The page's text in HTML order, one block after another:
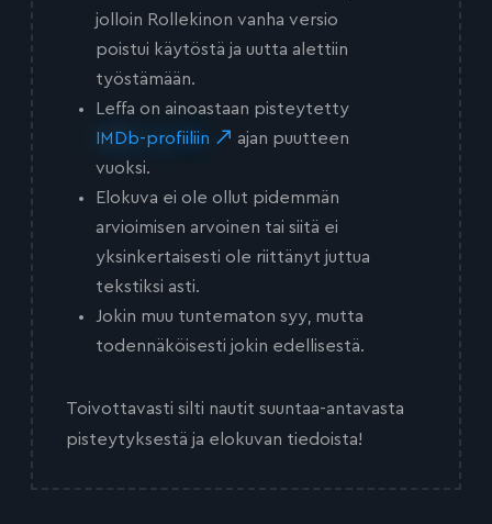
jolloin Rollekinon vanha versio
poistui käytöstä ja uutta alettiin
työstämään.
Leffa on ainoastaan pisteytetty
IMDb-profiiliin
ajan puutteen
vuoksi.
Elokuva ei ole ollut pidemmän
arvioimisen arvoinen tai siitä ei
yksinkertaisesti ole riittänyt juttua
tekstiksi asti.
Jokin muu tuntematon syy, mutta
todennäköisesti jokin edellisestä.
Toivottavasti silti nautit suuntaa-antavasta
pisteytyksestä ja elokuvan tiedoista!